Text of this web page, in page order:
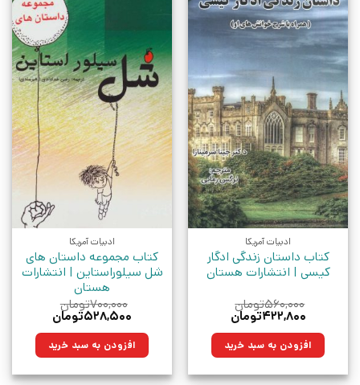
ادبیات آمریکا
کتاب داستان زندگی ادگار
کیسی | انتشارات هستان
۵۶۰,۰۰۰تومان
قیمت
۵۶۰,۰۰۰تومان
بود.
۴۲۲,۸۰۰تومان
۴۲۲,۸۰۰تومان.افزودن به سبد خرید
ادبیات آمریکا
کتاب مجموعه داستان های
شل سیلوراستاین | انتشارات
هستان
۷۰۰,۰۰۰تومان
قیمت
۷۰۰,۰۰۰تومان
بود.
۵۲۸,۵۰۰تومان
۵۲۸,۵۰۰تومان.افزودن به سبد خرید